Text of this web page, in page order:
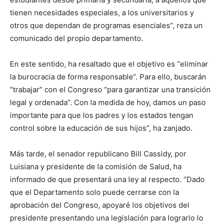
tienen necesidades especiales, a los universitarios y
otros que dependan de programas esenciales”, reza un
comunicado del propio departamento.
En este sentido, ha resaltado que el objetivo es “eliminar
la burocracia de forma responsable”. Para ello, buscarán
“trabajar” con el Congreso “para garantizar una transición
legal y ordenada”. Con la medida de hoy, damos un paso
importante para que los padres y los estados tengan
control sobre la educación de sus hijos”, ha zanjado.
Más tarde, el senador republicano Bill Cassidy, por
Luisiana y presidente de la comisión de Salud, ha
informado de que presentará una ley al respecto. “Dado
que el Departamento solo puede cerrarse con la
aprobación del Congreso, apoyaré los objetivos del
presidente presentando una legislación para lograrlo lo